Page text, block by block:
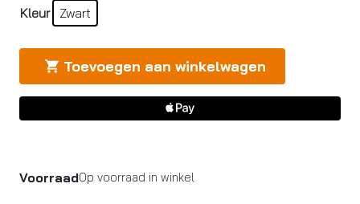
Kleur Zwart
Toevoegen aan winkelwagen
VoorraadOp voorraad in winkel